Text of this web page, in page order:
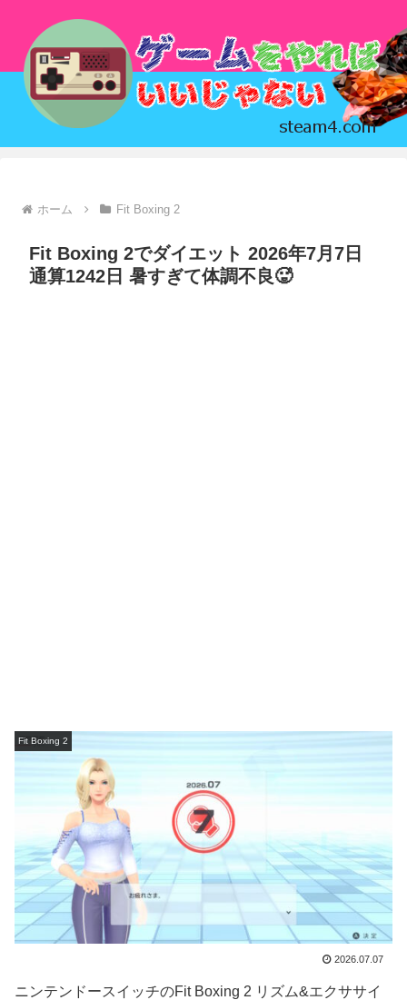
ホーム Fit Boxing 2
Fit Boxing 2でダイエット 2026年7月7日
通算1242日 暑すぎて体調不良🥵
Fit Boxing 2
2026.07.07
ニンテンドースイッチのFit Boxing 2 リズム&エクササイ